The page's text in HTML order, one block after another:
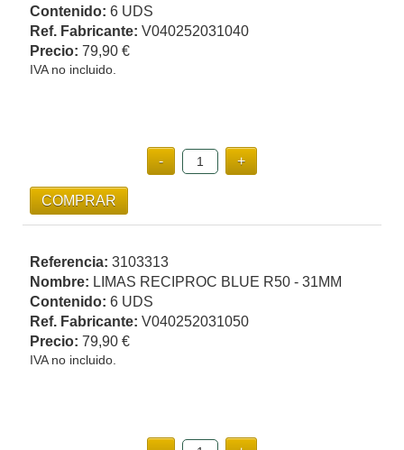
Contenido: 6 UDS
Ref. Fabricante: V040252031040
Precio: 79,90 €
IVA no incluido.
Referencia: 3103313
Nombre: LIMAS RECIPROC BLUE R50 - 31MM
Contenido: 6 UDS
Ref. Fabricante: V040252031050
Precio: 79,90 €
IVA no incluido.